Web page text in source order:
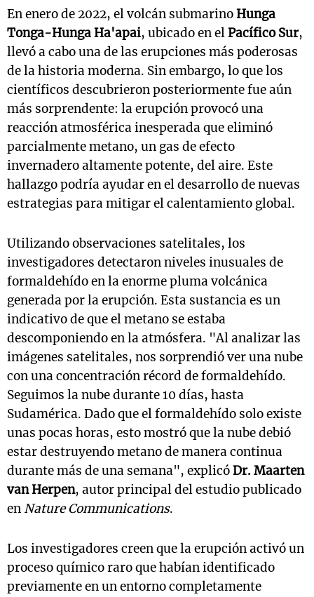
En enero de 2022, el volcán submarinoHunga
Tonga-Hunga Ha'apai, ubicado en elPacífico Sur,
llevó a cabo una de las erupciones más poderosas
de la historia moderna. Sin embargo, lo que los
científicos descubrieron posteriormente fue aún
más sorprendente: la erupción provocó una
reacción atmosférica inesperada que eliminó
parcialmente metano, un gas de efecto
invernadero altamente potente, del aire. Este
hallazgo podría ayudar en el desarrollo de nuevas
estrategias para mitigar el calentamiento global.
Utilizando observaciones satelitales, los
investigadores detectaron niveles inusuales de
formaldehído en la enorme pluma volcánica
generada por la erupción. Esta sustancia es un
indicativo de que el metano se estaba
descomponiendo en la atmósfera. "Al analizar las
imágenes satelitales, nos sorprendió ver una nube
con una concentración récord de formaldehído.
Seguimos la nube durante 10 días, hasta
Sudamérica. Dado que el formaldehído solo existe
unas pocas horas, esto mostró que la nube debió
estar destruyendo metano de manera continua
durante más de una semana", explicóDr. Maarten
van Herpen, autor principal del estudio publicado
en Nature Communications.
Los investigadores creen que la erupción activó un
proceso químico raro que habían identificado
previamente en un entorno completamente